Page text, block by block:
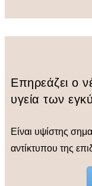
Επηρεάζει ο
υγεία των
Eίναι υψίστης
αντίκτυπου της